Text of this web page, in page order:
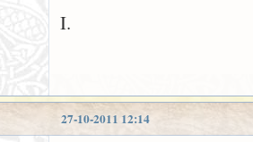
I.
27-10-2011 12:14